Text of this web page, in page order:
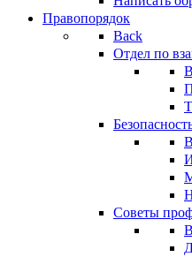
Правопорядок
Back
Отдел по
Советы